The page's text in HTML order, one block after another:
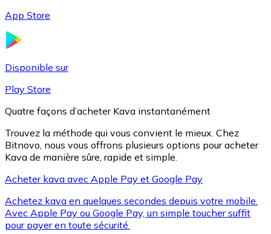
XRP
XRP
App Store
Disponible sur
Play Store
Quatre façons d’acheter Kava instantanément
Trouvez la méthode qui vous convient le mieux. Chez
Bitnovo, nous vous offrons plusieurs options pour acheter
Kava de manière sûre, rapide et simple.
Acheter kava avec Apple Pay et Google Pay
Achetez kava en quelques secondes depuis votre mobile.
Avec Apple Pay ou Google Pay, un simple toucher suffit
pour payer en toute sécurité.